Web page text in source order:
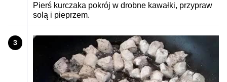
Pierś kurczaka pokrój w drobne kawałki, przypraw
solą i pieprzem.
3